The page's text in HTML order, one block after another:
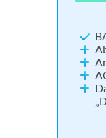
NEU:
Social
Tools